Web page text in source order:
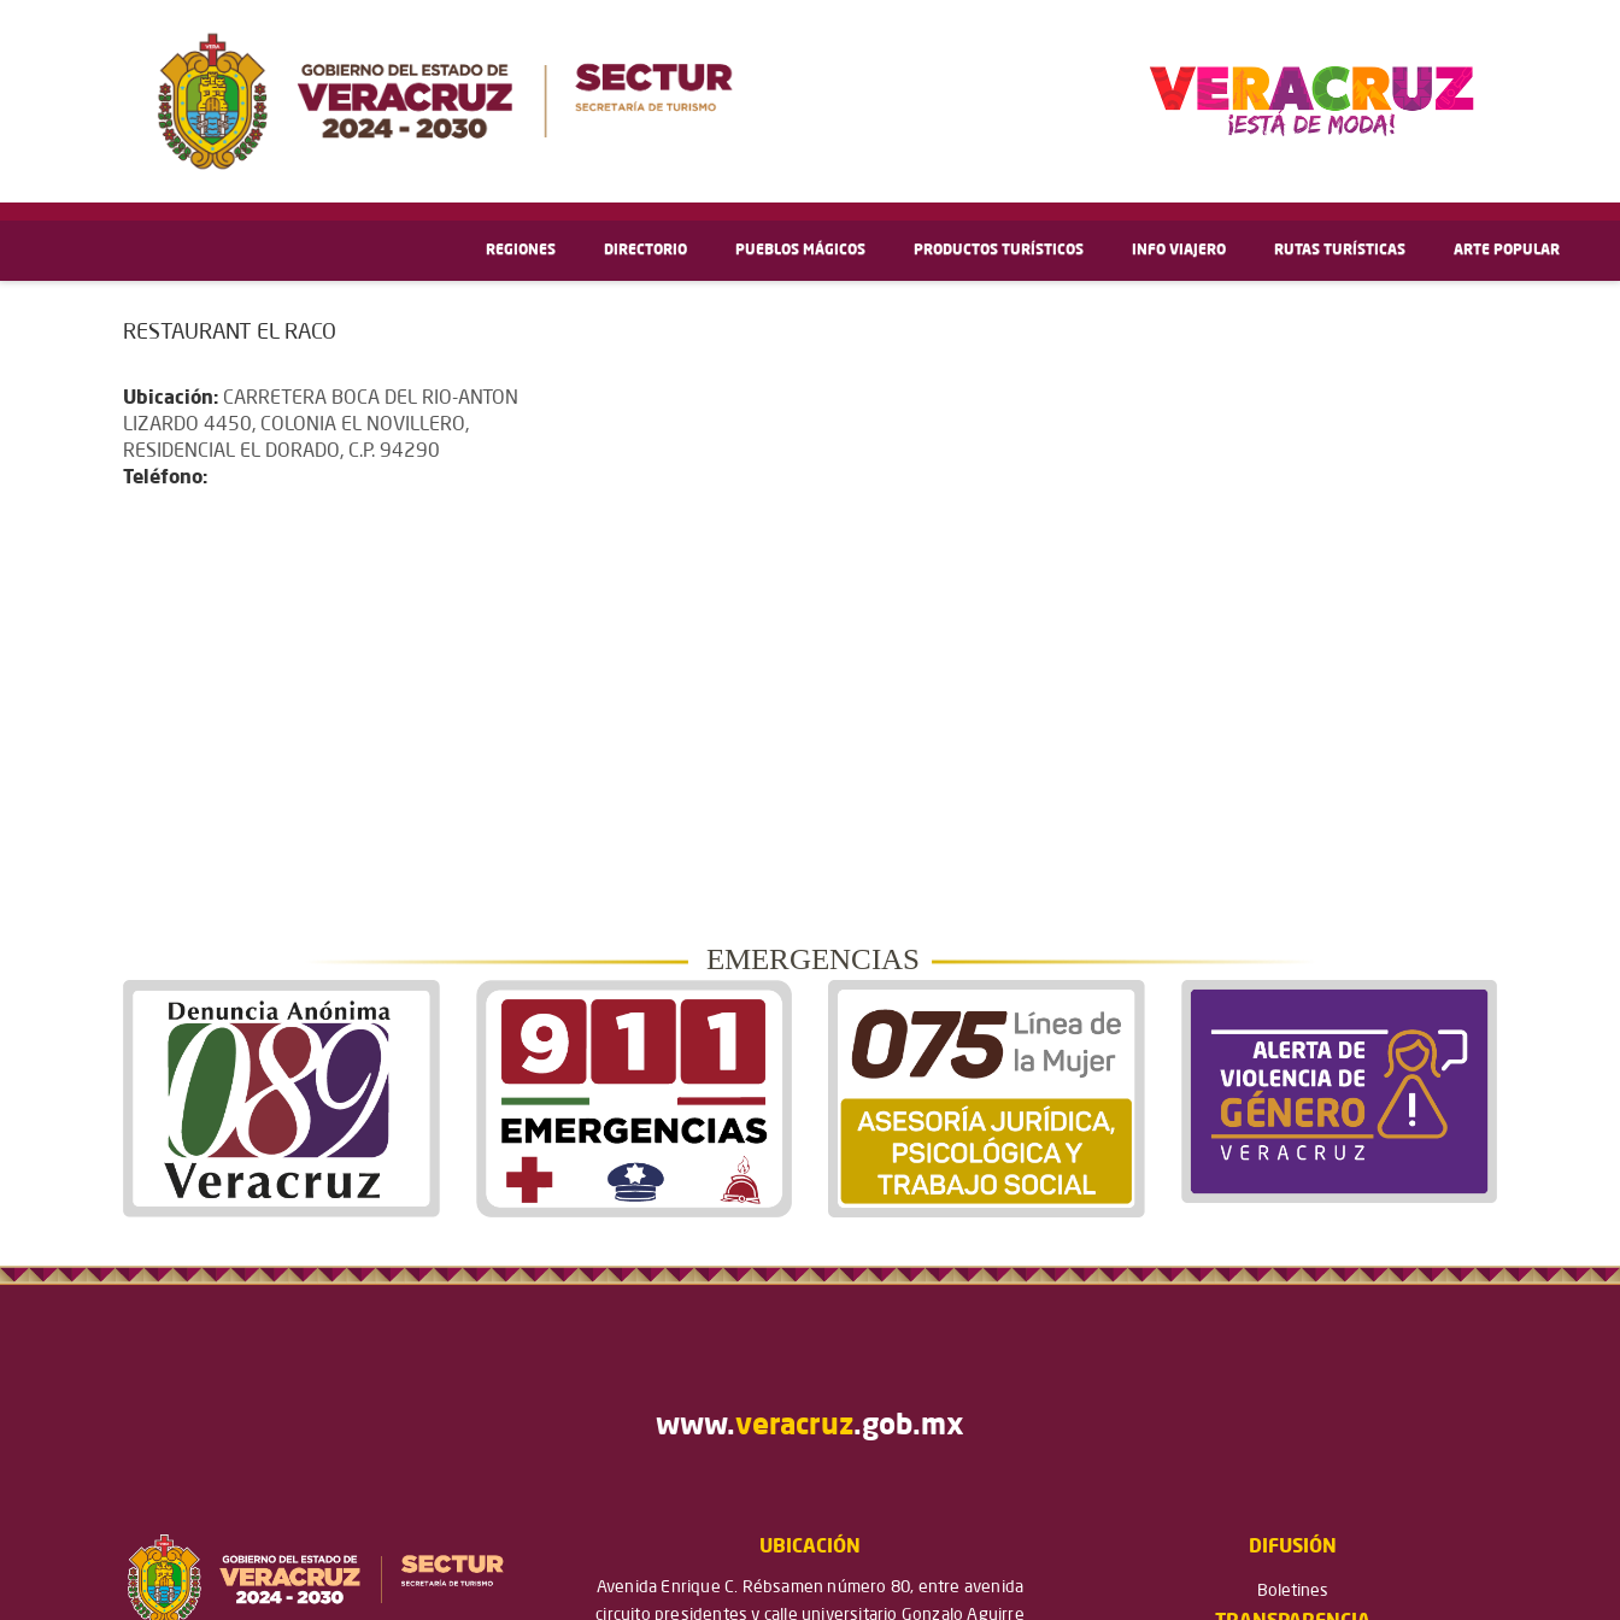
REGIONES DIRECTORIO PUEBLOS MÁGICOS PRODUCTOS TURÍSTICOS INFO VIAJERO RUTAS TURÍSTICAS ARTE POPULAR
RESTAURANT EL RACO
Ubicación: CARRETERA BOCA DEL RIO-ANTON
LIZARDO 4450, COLONIA EL NOVILLERO,
RESIDENCIAL EL DORADO, C.P. 94290
Teléfono:
EMERGENCIAS
www.veracruz.gob.mx
UBICACIÓN
Avenida Enrique C. Rébsamen número 80, entre avenida
circuito presidentes y calle universitario Gonzalo Aguirre
DIFUSIÓN
Boletines